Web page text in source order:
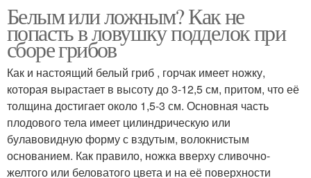
Белым или ложным? Как не
попасть в ловушку подделок при
сборе грибов
Как и настоящий белый гриб , горчак имеет ножку,
которая вырастает в высоту до 3-12,5 см, притом, что её
толщина достигает около 1,5-3 см. Основная часть
плодового тела имеет цилиндрическую или
булавовидную форму с вздутым, волокнистым
основанием. Как правило, ножка вверху сливочно-
желтого или беловатого цвета и на её поверхности